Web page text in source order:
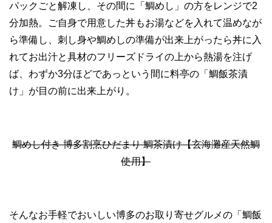
パックごと解凍し、その間に「鯛めし」の方をレンジで2
分加熱。ご自身で用意した丼もお湯などを入れて温めなが
ら準備し、刺し身や鯛めしの準備が出来上がったら丼に入
れてお出汁と具材のフリーズドライの上から熱湯を注げ
ば、わずか3分ほどであっという間に料亭の「鯛飯茶漬
け」が目の前に出来上がり。
鯛めし付き 博多割烹ひだまり 鯛茶漬け【玄海灘産天然鯛
使用】
そんなお手軽でおいしい博多のお取り寄せグルメの「鯛飯